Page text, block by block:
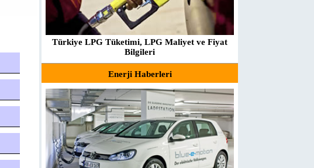
Türkiye LPG Tüketimi, LPG Maliyet ve Fiyat
Bilgileri
Enerji Haberleri